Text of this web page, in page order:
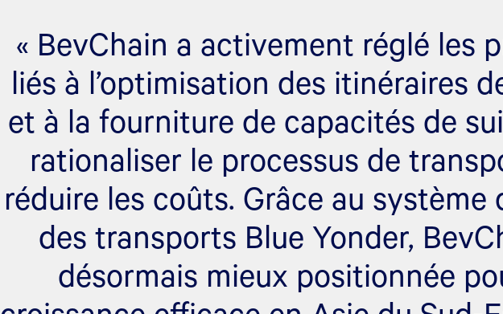
« BevChain a activement réglé les
liés à l’optimisation des itinéraires
et à la fourniture de capacités de
rationaliser le processus de
réduire les coûts. Grâce au système
des transports Blue Yonder,
désormais mieux positionnée